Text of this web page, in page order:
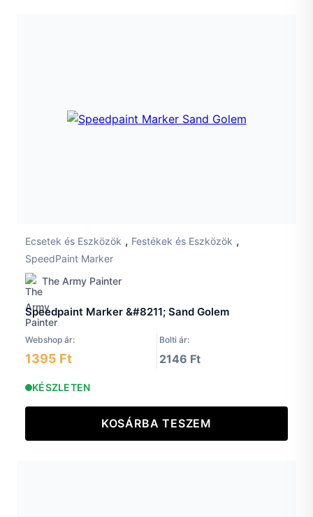
Ecsetek és Eszközök , Festékek és Eszközök ,
SpeedPaint Marker
The Army Painter
Speedpaint Marker &#8211; Sand Golem
Webshop ár: Bolti ár:
1395 Ft 2146 Ft
KÉSZLETEN
KOSÁRBA TESZEM